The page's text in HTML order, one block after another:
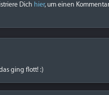
Dich hier, um einen
ging flott! :)